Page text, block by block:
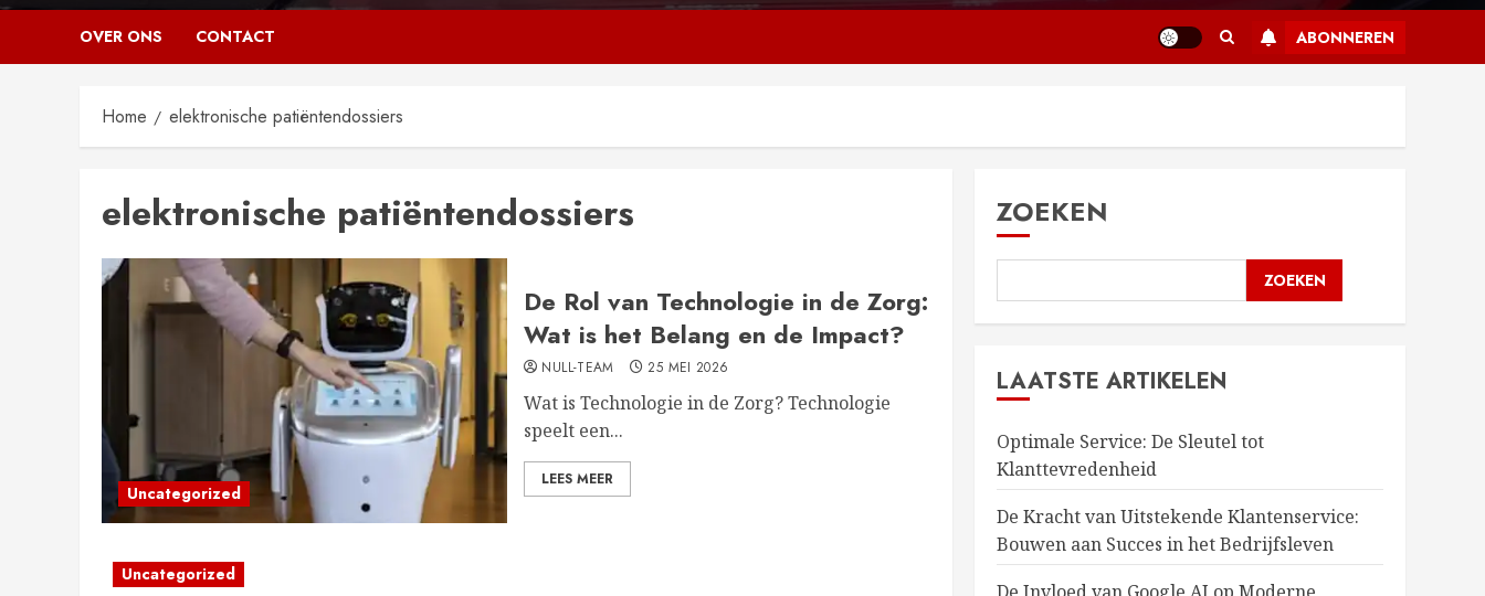
OVER ONS CONTACT ABONNEREN
Home elektronische patiëntendossiers
elektronische patiëntendossiers
Uncategorized
De Rol van Technologie in de Zorg:
Wat is het Belang en de Impact?
NULL-TEAM 25 MEI 2026
Wat is Technologie in de Zorg? Technologie
speelt een...
LEES MEER
Uncategorized
ZOEKEN
ZOEKEN
LAATSTE ARTIKELEN
Optimale Service: De Sleutel tot
Klanttevredenheid
De Kracht van Uitstekende Klantenservice:
Bouwen aan Succes in het Bedrijfsleven